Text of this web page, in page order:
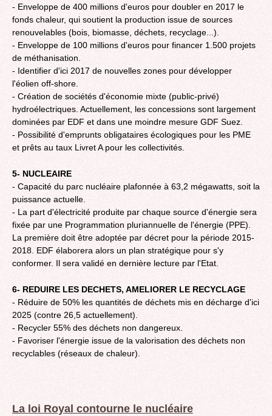
- Enveloppe de 400 millions d'euros pour doubler en 2017 le
fonds chaleur, qui soutient la production issue de sources
renouvelables (bois, biomasse, déchets, recyclage...).
- Enveloppe de 100 millions d'euros pour financer 1.500 projets
de méthanisation.
- Identifier d'ici 2017 de nouvelles zones pour développer
l'éolien off-shore.
- Création de sociétés d'économie mixte (public-privé)
hydroélectriques. Actuellement, les concessions sont largement
dominées par EDF et dans une moindre mesure GDF Suez.
- Possibilité d'emprunts obligataires écologiques pour les PME
et prêts au taux Livret A pour les collectivités.
5- NUCLEAIRE
- Capacité du parc nucléaire plafonnée à 63,2 mégawatts, soit la
puissance actuelle.
- La part d'électricité produite par chaque source d'énergie sera
fixée par une Programmation pluriannuelle de l'énergie (PPE).
La première doit être adoptée par décret pour la période 2015-
2018. EDF élaborera alors un plan stratégique pour s'y
conformer. Il sera validé en dernière lecture par l'Etat.
6- REDUIRE LES DECHETS, AMELIORER LE RECYCLAGE
- Réduire de 50% les quantités de déchets mis en décharge d'ici
2025 (contre 26,5 actuellement).
- Recycler 55% des déchets non dangereux.
- Favoriser l'énergie issue de la valorisation des déchets non
recyclables (réseaux de chaleur).
La loi Royal contourne le nucléaire